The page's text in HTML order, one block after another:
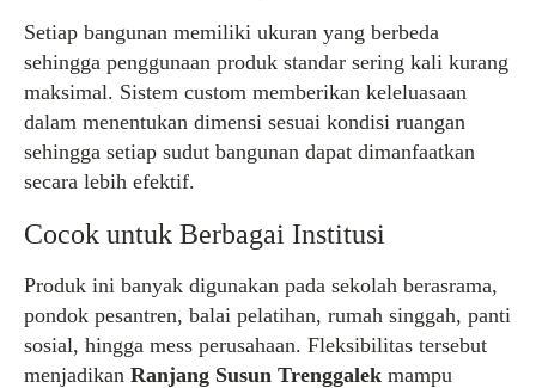
Setiap bangunan memiliki ukuran yang berbeda
sehingga penggunaan produk standar sering kali kurang
maksimal. Sistem custom memberikan keleluasaan
dalam menentukan dimensi sesuai kondisi ruangan
sehingga setiap sudut bangunan dapat dimanfaatkan
secara lebih efektif.
Cocok untuk Berbagai Institusi
Produk ini banyak digunakan pada sekolah berasrama,
pondok pesantren, balai pelatihan, rumah singgah, panti
sosial, hingga mess perusahaan. Fleksibilitas tersebut
menjadikan Ranjang Susun Trenggalek mampu